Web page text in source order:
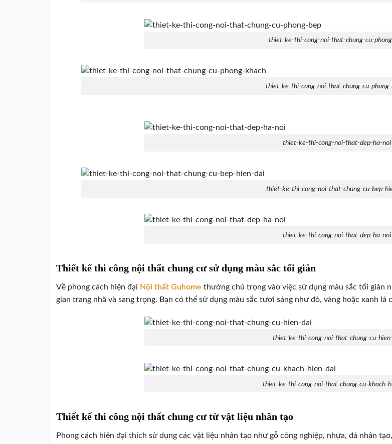
thiet-ke-thi-cong-noi-that-chung-cu-
thiet-ke-thi-cong-noi-that-chung-cu-phong-
thiet-ke-thi-cong-noi-that-dep-ha-noi
thiet-ke-thi-cong-noi-that-chung-cu-bep-
thiet-ke-thi-cong-noi-that-dep-ha-noi
Thiết kế thi công nội thất chung cư sử dụng màu sắc tối giản
Về phong cách hiện đại Nội thất Guhome thường chú trọng vào việc sử dụng màu sắc tối giản
gian trang nhã và sang trọng. Bạn có thể sử dụng màu sắc tươi sáng như đỏ, vàng hoặc xanh lá
thiet-ke-thi-cong-noi-that-chung-cu-
thiet-ke-thi-cong-noi-that-chung-cu-khach-
Thiết kế thi công nội thất chung cư từ vật liệu nhân tạo
Phong cách hiện đại thích sử dụng các vật liệu nhân tạo như gỗ công nghiệp, nhựa, đá nhân